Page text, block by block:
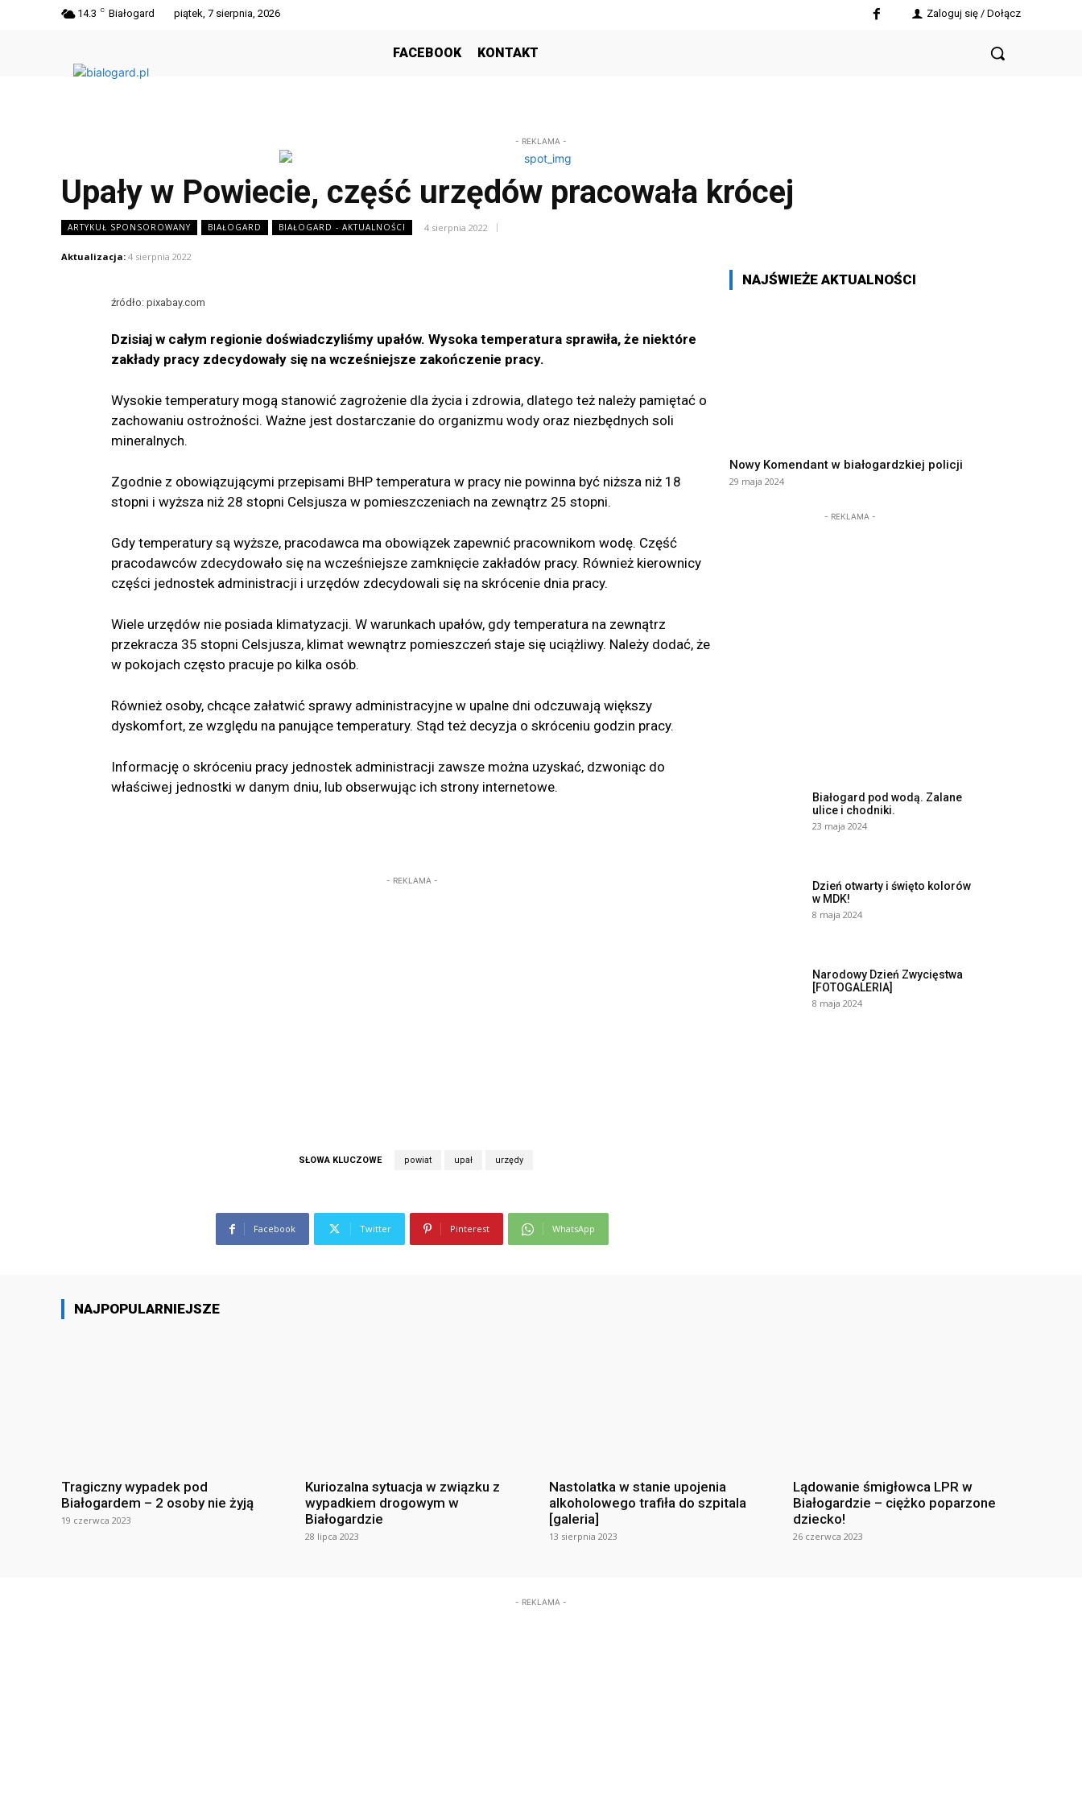
14.3 C Białogard piątek, 7 sierpnia, 2026 Zaloguj się / Dołącz
FACEBOOK KONTAKT
- REKLAMA -
Upały w Powiecie, część urzędów pracowała krócej
ARTYKUŁ SPONSOROWANY BIAŁOGARD BIAŁOGARD - AKTUALNOŚCI 4 sierpnia 2022
Aktualizacja: 4 sierpnia 2022
źródło: pixabay.com
Dzisiaj w całym regionie doświadczyliśmy upałów. Wysoka temperatura sprawiła, że niektóre
zakłady pracy zdecydowały się na wcześniejsze zakończenie pracy.
Wysokie temperatury mogą stanowić zagrożenie dla życia i zdrowia, dlatego też należy pamiętać o
zachowaniu ostrożności. Ważne jest dostarczanie do organizmu wody oraz niezbędnych soli
mineralnych.
Zgodnie z obowiązującymi przepisami BHP temperatura w pracy nie powinna być niższa niż 18
stopni i wyższa niż 28 stopni Celsjusza w pomieszczeniach na zewnątrz 25 stopni.
Gdy temperatury są wyższe, pracodawca ma obowiązek zapewnić pracownikom wodę. Część
pracodawców zdecydowało się na wcześniejsze zamknięcie zakładów pracy. Również kierownicy
części jednostek administracji i urzędów zdecydowali się na skrócenie dnia pracy.
Wiele urzędów nie posiada klimatyzacji. W warunkach upałów, gdy temperatura na zewnątrz
przekracza 35 stopni Celsjusza, klimat wewnątrz pomieszczeń staje się uciążliwy. Należy dodać, że
w pokojach często pracuje po kilka osób.
Również osoby, chcące załatwić sprawy administracyjne w upalne dni odczuwają większy
dyskomfort, ze względu na panujące temperatury. Stąd też decyzja o skróceniu godzin pracy.
Informację o skróceniu pracy jednostek administracji zawsze można uzyskać, dzwoniąc do
właściwej jednostki w danym dniu, lub obserwując ich strony internetowe.
- REKLAMA -
SŁOWA KLUCZOWE powiat upał urzędy
Facebook Twitter Pinterest WhatsApp
NAJŚWIEŻE AKTUALNOŚCI
Nowy Komendant w białogardzkiej policji
29 maja 2024
- REKLAMA -
Białogard pod wodą. Zalane
ulice i chodniki.
23 maja 2024
Dzień otwarty i święto kolorów
w MDK!
8 maja 2024
Narodowy Dzień Zwycięstwa
[FOTOGALERIA]
8 maja 2024
NAJPOPULARNIEJSZE
Tragiczny wypadek pod
Białogardem – 2 osoby nie żyją
19 czerwca 2023
Kuriozalna sytuacja w związku z
wypadkiem drogowym w
Białogardzie
28 lipca 2023
Nastolatka w stanie upojenia
alkoholowego trafiła do szpitala
[galeria]
13 sierpnia 2023
Lądowanie śmigłowca LPR w
Białogardzie – ciężko poparzone
dziecko!
26 czerwca 2023
- REKLAMA -